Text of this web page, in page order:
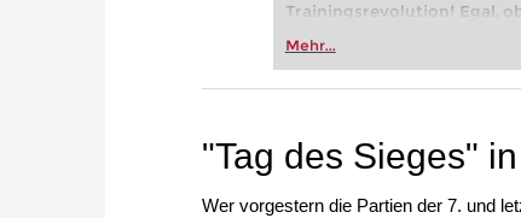
Trainingsrevolution! Egal,
Vereinsschachs machen
zuvor.
Mehr...
"Tag des Sieges"
Wer vorgestern die Partien der 7. und